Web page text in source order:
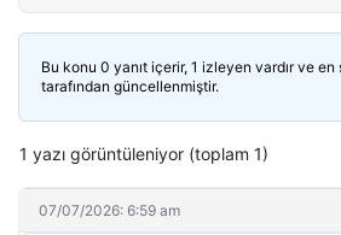
Bu konu 0 yanıt içerir, 1 izleyen vardır ve en
tarafından güncellenmiştir.
1 yazı görüntüleniyor (toplam 1)
07/07/2026: 6:59 am